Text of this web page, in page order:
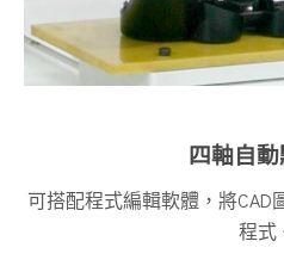
四軸自
可搭配程式編輯軟體，將
程式